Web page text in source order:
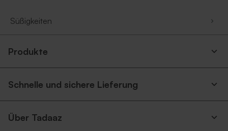
Süßigkeiten
Produkte
Schnelle und sichere Lieferung
Über Tadaaz